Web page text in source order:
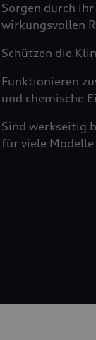
Sorgen durch
wirkungsvollen
Schützen die
Funktionieren
und chemische
Sind werkseitig
für viele